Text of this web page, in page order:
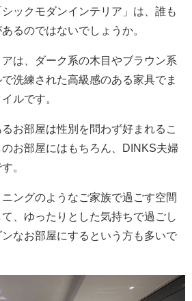
ックモダンインテリア」は、誰も
るのではないでしょうか。
は、ダーク系の木目やブラウン系
洗練された高級感のある家具でま
ルです。
お部屋は性別を問わず好まれるこ
お部屋にはもちろん、DINKS夫婦
。
ングのようなご家族で過ごす空間
、ゆったりとした気持ちで過ごし
なお部屋にするという方も多いで